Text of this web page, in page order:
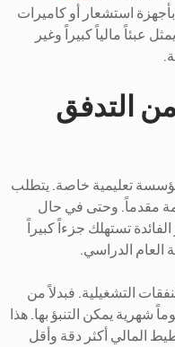
استشعار أو كاميرات
عبئاً مالياً كبيراً وغير
التدفق
تعليمية خاصة. يتطلب
مقدماً. وحتى في حال
تستهلك جزءاً كبيراً
العام الدراسي.
التشغيلية. فبدلاً من
شهرية يمكن التنبؤ بها. هذا
المالي أكثر دقة وأقل